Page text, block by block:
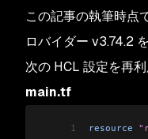
この記事の執筆時点
ロバイダー v3.74.2
次の HCL 設定を再利
main.tf
1 resource